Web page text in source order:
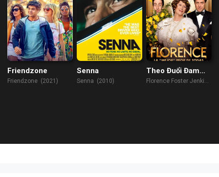
Friendzone
Friendzone (2021)
Senna
Senna (2010)
Theo Đuổi Đam
Mê
Florence Foster Jenkins